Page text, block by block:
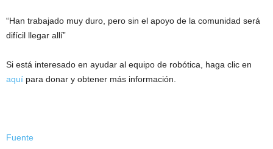
“Han trabajado muy duro, pero sin el apoyo de la comunidad será
difícil llegar allí”
Si está interesado en ayudar al equipo de robótica, haga clic en
aquí para donar y obtener más información.
Fuente